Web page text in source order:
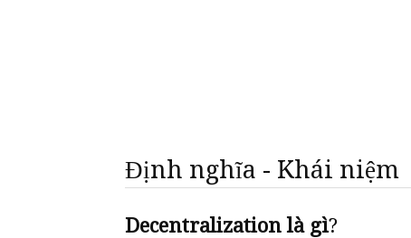
Định nghĩa - Khái niệm
Decentralization là gì?